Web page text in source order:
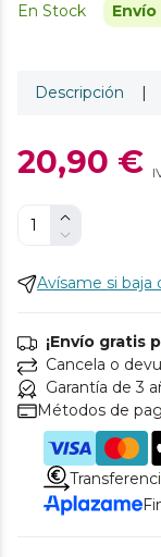
En Stock
Descripción |
20,90 €
Avísame si baja
¡Envío gratis
Cancela o
Garantía de 3
Métodos de